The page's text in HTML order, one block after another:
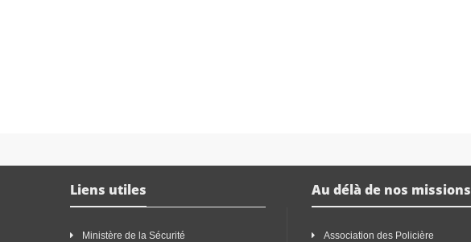
Liens utiles
Ministère de la Sécurité
Au délà de nos missions
Association des Policière